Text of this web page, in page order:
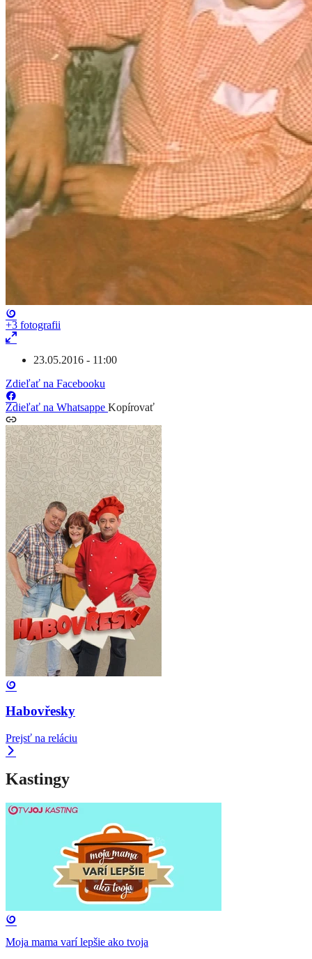
+3 fotografii
23.05.2016 - 11:00
Zdieľať na Facebooku
Zdieľať na Whatsappe Kopírovať
Habovřesky
Prejsť na reláciu
Kastingy
Moja mama varí lepšie ako tvoja